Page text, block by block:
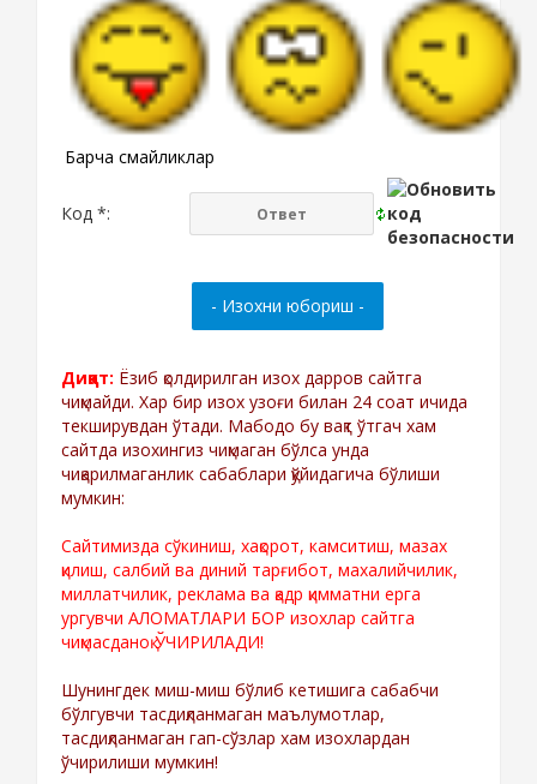
Барча смайликлар
Код *:
Диққат: Ёзиб қолдирилган изох дарров сайтга
чиқмайди. Хар бир изох узоғи билан 24 соат ичида
текширувдан ўтади. Мабодо бу вақт ўтгач хам
сайтда изохингиз чиқмаган бўлса унда
чиқарилмаганлик сабаблари қўйидагича бўлиши
мумкин:
Сайтимизда сўкиниш, хақорот, камситиш, мазах
қилиш, салбий ва диний тарғибот, махалийчилик,
миллатчилик, реклама ва қадр қимматни ерга
ургувчи АЛОМАТЛАРИ БОР изохлар сайтга
чиқмасданоқ ЎЧИРИЛАДИ!
Шунингдек миш-миш бўлиб кетишига сабабчи
бўлгувчи тасдиқланмаган маълумотлар,
тасдиқланмаган гап-сўзлар хам изохлардан
ўчирилиши мумкин!